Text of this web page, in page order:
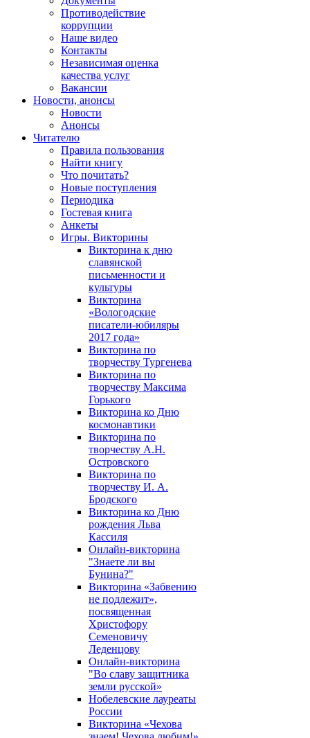
Противодействие
коррупции
Наше видео
Контакты
Независимая оценка
качества услуг
Вакансии
Новости, анонсы
Новости
Анонсы
Читателю
Правила пользования
Найти книгу
Что почитать?
Новые поступления
Периодика
Гостевая книга
Анкеты
Игры. Викторины
Викторина к дню
славянской
письменности и
культуры
Викторина
«Вологодские
писатели-юбиляры
2017 года»
Викторина по
творчеству Тургенева
Викторина по
творчеству Максима
Горького
Викторина ко Дню
космонавтики
Викторина по
творчеству А.Н.
Островского
Викторина по
творчеству И. А.
Бродского
Викторина ко Дню
рождения Льва
Кассиля
Онлайн-викторина
"Знаете ли вы
Бунина?"
Викторина «Забвению
не подлежит»,
посвященная
Христофору
Семеновичу
Леденцову
Онлайн-викторина
"Во славу защитника
земли русской»
Нобелевские лауреаты
России
Викторина «Чехова